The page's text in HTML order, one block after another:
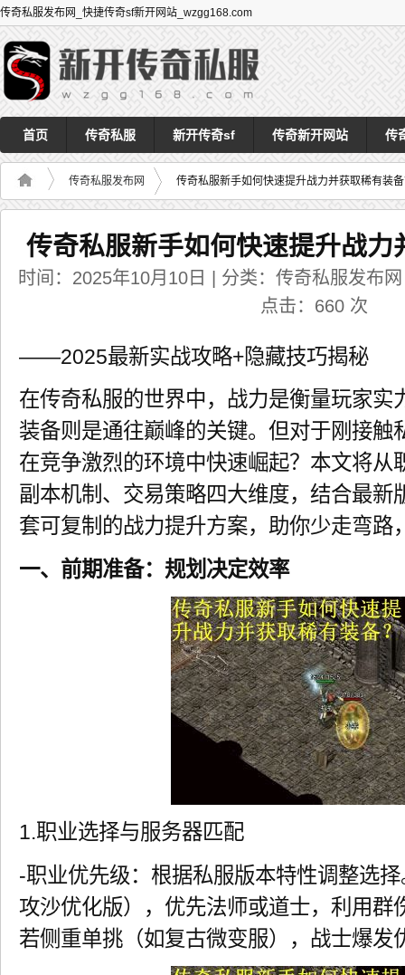
传奇私服发布网_快捷传奇sf新开网站_wzgg168.com
首页 传奇私服 新开传奇sf 传奇新开网站 传
传奇私服发布网 传奇私服新手如何快速提升战力并获取稀有装
传奇私服新手如何快速提升战力
时间：2025年10月10日 | 分类：传奇私服发布
点击： 660 次
——2025最新实战攻略+隐藏技巧揭秘
在传奇私服的世界中，战力是衡量玩家实
装备则是通往巅峰的关键。但对于刚接触
在竞争激烈的环境中快速崛起？本文将从
副本机制、交易策略四大维度，结合最新
套可复制的战力提升方案，助你少走弯路
一、前期准备：规划决定效率
1.职业选择与服务器匹配
-职业优先级：根据私服版本特性调整选
攻沙优化版），优先法师或道士，利用群
若侧重单挑（如复古微变服），战士爆发